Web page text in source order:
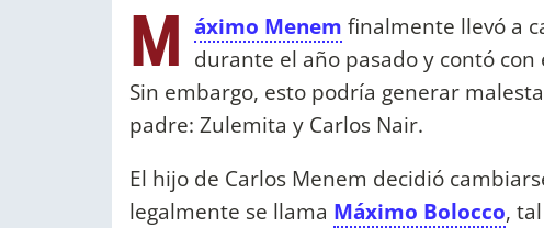
M áximo Menem finalmente llevó a
durante el año pasado y contó con
Sin embargo, esto podría generar
padre: Zulemita y Carlos Nair.
El hijo de Carlos Menem decidió
legalmente se llama Máximo Bolocco,